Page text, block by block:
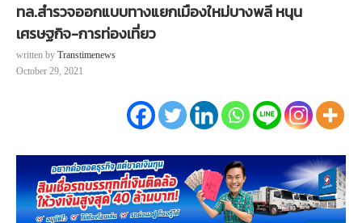
ทล.สำรวจออกแบบทางแยกเมืองใหม่บางพลี หนุน
เศรษฐกิจ-การท่องเที่ยว
written by Transtimenews
October 29, 2021